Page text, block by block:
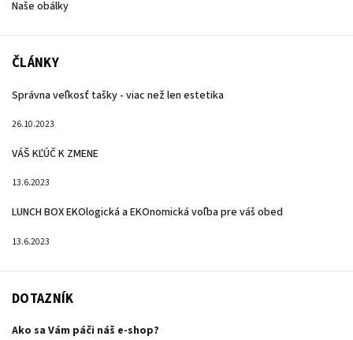
Naše obálky
ČLÁNKY
Správna veľkosť tašky - viac než len estetika
26.10.2023
VÁŠ KĽÚČ K ZMENE
13.6.2023
LUNCH BOX EKOlogická a EKOnomická voľba pre váš obed
13.6.2023
DOTAZNÍK
Ako sa Vám páči náš e-shop?